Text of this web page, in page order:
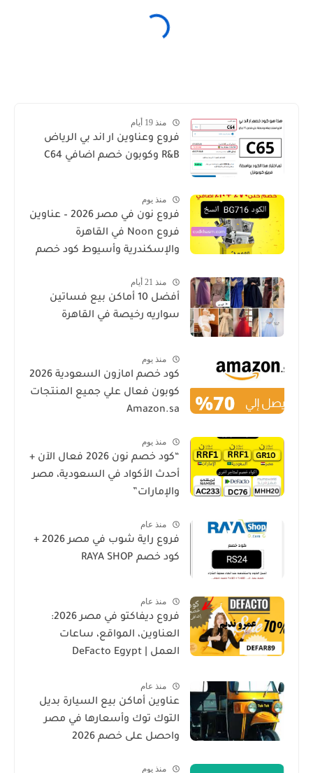
منذ 19 أيام
فروع وعناوين ار اند بي الرياض
R&B وكوبون خصم اضافي C64
منذ يوم
فروع نون في مصر 2026 – عناوين
فروع Noon في القاهرة
والإسكندرية وأسيوط كود خصم
منذ 21 أيام
أفضل 10 أماكن بيع فساتين
سواريه رخيصة في القاهرة
منذ يوم
كود خصم امازون السعودية 2026
كوبون فعال علي جميع المنتجات
Amazon.sa
منذ يوم
“كود خصم نون 2026 فعال الآن +
أحدث الأكواد في السعودية، مصر
والإمارات”
منذ عام
فروع راية شوب في مصر 2026 +
كود خصم RAYA SHOP
منذ عام
فروع ديفاكتو في مصر 2026:
العناوين، المواقع، ساعات
العمل | DeFacto Egypt
منذ عام
عناوين أماكن بيع السيارة بديل
التوك توك وأسعارها في مصر
واحصل على خصم 2026
منذ يوم